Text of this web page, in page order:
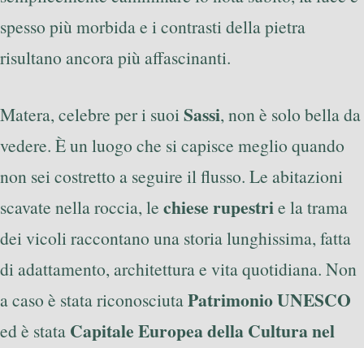
spesso più morbida e i contrasti della pietra
risultano ancora più affascinanti.
Matera, celebre per i suoiSassi, non è solo bella da
vedere. È un luogo che si capisce meglio quando
non sei costretto a seguire il flusso. Le abitazioni
scavate nella roccia, le chiese rupestrie la trama
dei vicoli raccontano una storia lunghissima, fatta
di adattamento, architettura e vita quotidiana. Non
a caso è stata riconosciutaPatrimonio UNESCO
ed è stata Capitale Europea della Cultura nel